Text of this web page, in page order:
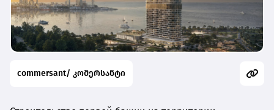
commersant/ კომერსანტი